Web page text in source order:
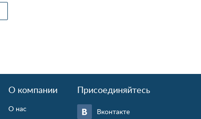
О компании
О нас
Присоединяйтесь
Вконтакте